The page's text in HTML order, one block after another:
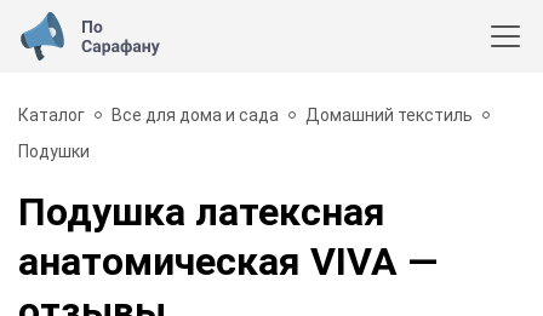
Каталог Все для дома и сада
Домашний текстиль
Подушки
Подушка латексная
анатомическая VIVA —